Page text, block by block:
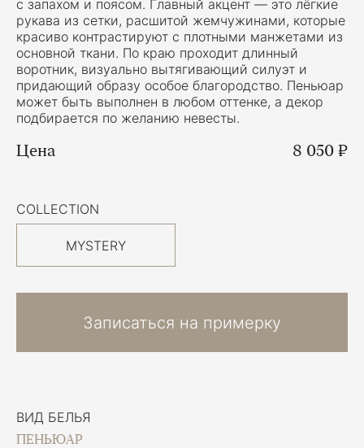
ВИД БЕЛЬЯ
ПЕНЬЮАР
с запахом и поясом. Главный акцент — это лёгкие
рукава из сетки, расшитой жемчужинами, которые
красиво контрастируют с плотными манжетами из
основной ткани. По краю проходит длинный
воротник, визуально вытягивающий силуэт и
придающий образу особое благородство. Пеньюар
может быть выполнен в любом оттенке, а декор
подбирается по желанию невесты.
Цена 8 050 ₽
COLLECTION
MYSTERY
Записаться на примерку